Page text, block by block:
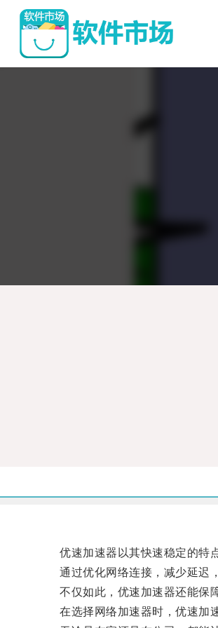
优速加速器以其快速稳定的特点
通过优化网络连接，减少延迟，
不仅如此，优速加速器还能保障
在选择网络加速器时，优速加速